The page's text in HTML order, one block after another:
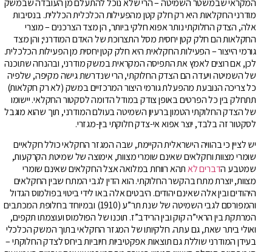
המקראי שבמשטר השמיטה – הרי שלא נוכל להתעלם מן העובדה שבמשק
מודרני החקלאות היא רק חלק קטן מהפעילות הכלכלית הכללית. בנסיבות
אלה, הצדק החלוקתי נותר אפוא חלקי ביותר, הן מצד הצרכנים – מוצרי
החקלאות הם חלק קטן יחסית מסל התצרוכת של האדם המודרני; והן מצד
גורמי הייצור – הפעילות החקלאית היא חלק קטן יחסית מן הפעילות הכלכלית.
לכן, אם רוצים לאמץ את התפיסה המקראית במשק מודרני, ובהנחה שתוכנה
של השמיטה ויעדה הם הצדק החלוקתי, הרי שנדרשת גישה מקיפה, שלפיה
כל צריכה הנובעת מהפעלת גורמי היצור המרכזיים במשק (לא רק חקלאות)
תתחלק בין כל הפרטים באופן צודק במודל הדומה לסקטור החקלאי. יישומו
של הצדק החלוקתי הטמון ברעיון השמיטה בעולם המודרני, תוך שהוא מוגבל
לסקטור זה בלבד, יוצר אפוא אי-צדק חלוקתי בין-מגזרי.
יש לציין כי בהוויה הישראלית הקיימת, שבה המגזר החקלאי כולל חקלאיים
שומרי מצוות וחקלאים שאינם שומרי מצוות, אימוצה של שמיטת הקרקעות,
שמטבעה דברים לאתהא רווחת במלואה אצל החקלאים שאינם שומרי
מצוות, יוצרת מתח בהקשר החלוקתי. הוא הדין לגבי המתח שבין החקלאים
היהודים ובין אלה שאינם יהודים. היבטים אלה באו לידי ביטוי בפולמוס הגדול
והמפורסם לגבי השמיטה של שנת תר”ע (1910) ובמיוחד בחלופת המכתבים
המרתקת בין הראי”ה קוק ובין הרידב”ז. תוכנו של הפולמוס ועוצמתו תקפים,
ואולי ביתר שאת, גם עתה. חלקיותו של המגזר החקלאי בתוך המשק הכלכלי
בעידן המודרני שוללת גם תוצאות אפקטיביות חיוביות ביחס לצדק החלוקתי –